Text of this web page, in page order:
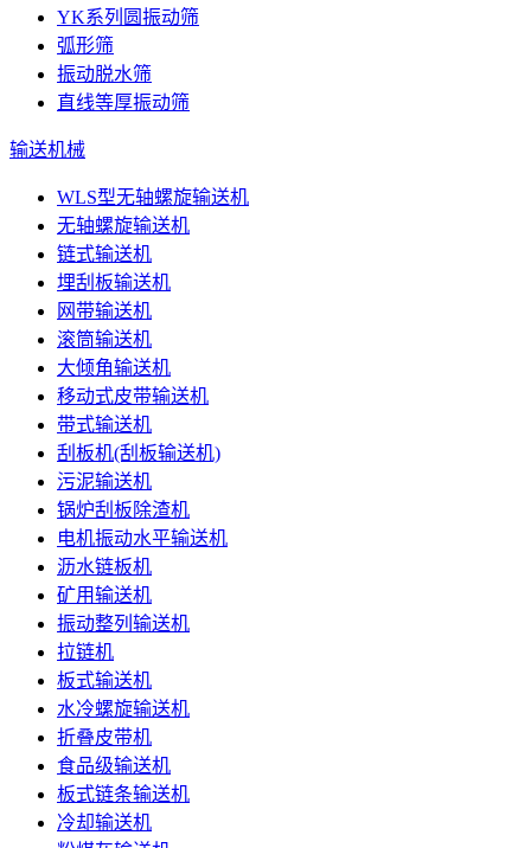
YK系列圆振动筛
弧形筛
振动脱水筛
直线等厚振动筛
输送机械
WLS型无轴螺旋输送机
无轴螺旋输送机
链式输送机
埋刮板输送机
网带输送机
滚筒输送机
大倾角输送机
移动式皮带输送机
带式输送机
刮板机(刮板输送机)
污泥输送机
锅炉刮板除渣机
电机振动水平输送机
沥水链板机
矿用输送机
振动整列输送机
拉链机
板式输送机
水冷螺旋输送机
折叠皮带机
食品级输送机
板式链条输送机
冷却输送机